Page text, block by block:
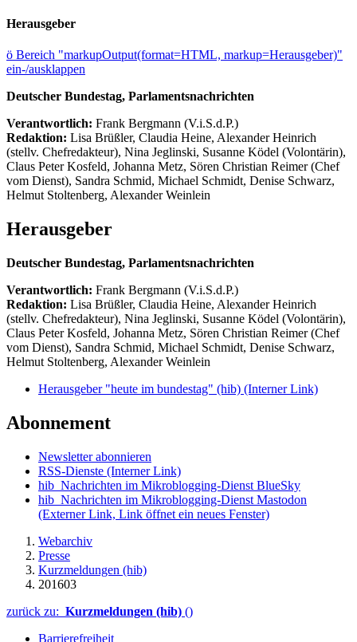
Herausgeber
ö Bereich "markupOutput(format=HTML, markup=Herausgeber)"
ein-/ausklappen
Deutscher Bundestag, Parlamentsnachrichten
Verantwortlich: Frank Bergmann (V.i.S.d.P.)
Redaktion: Lisa Brüßler, Claudia Heine, Alexander Heinrich
(stellv. Chefredakteur), Nina Jeglinski, Susanne Ködel (Volontärin),
Claus Peter Kosfeld, Johanna Metz, Sören Christian Reimer (Chef
vom Dienst), Sandra Schmid, Michael Schmidt, Denise Schwarz,
Helmut Stoltenberg, Alexander Weinlein
Herausgeber
Deutscher Bundestag, Parlamentsnachrichten
Verantwortlich: Frank Bergmann (V.i.S.d.P.)
Redaktion: Lisa Brüßler, Claudia Heine, Alexander Heinrich
(stellv. Chefredakteur), Nina Jeglinski, Susanne Ködel (Volontärin),
Claus Peter Kosfeld, Johanna Metz, Sören Christian Reimer (Chef
vom Dienst), Sandra Schmid, Michael Schmidt, Denise Schwarz,
Helmut Stoltenberg, Alexander Weinlein
Herausgeber "heute im bundestag" (hib) (Interner Link)
Abonnement
Newsletter abonnieren
RSS-Dienste (Interner Link)
hib_Nachrichten im Mikroblogging-Dienst BlueSky
hib_Nachrichten im Mikroblogging-Dienst Mastodon
(Externer Link, Link öffnet ein neues Fenster)
Webarchiv
Presse
Kurzmeldungen (hib)
201603
zurück zu: Kurzmeldungen (hib) ()
Barrierefreiheit